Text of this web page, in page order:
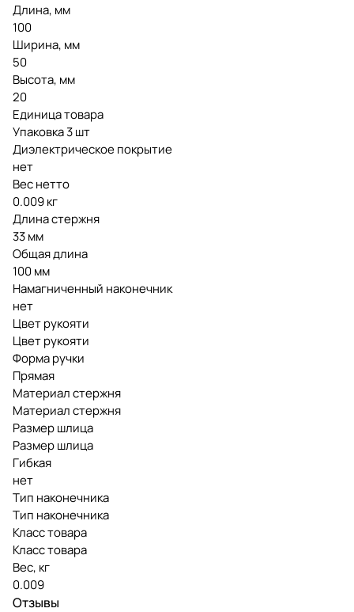
Длина, мм
100
Ширина, мм
50
Высота, мм
20
Единица товара
Упаковка 3 шт
Диэлектрическое покрытие
нет
Вес нетто
0.009 кг
Длина стержня
33 мм
Общая длина
100 мм
Намагниченный наконечник
нет
Цвет рукояти
Цвет рукояти
Форма ручки
Прямая
Материал стержня
Материал стержня
Размер шлица
Размер шлица
Гибкая
нет
Тип наконечника
Тип наконечника
Класс товара
Класс товара
Вес, кг
0.009
Отзывы